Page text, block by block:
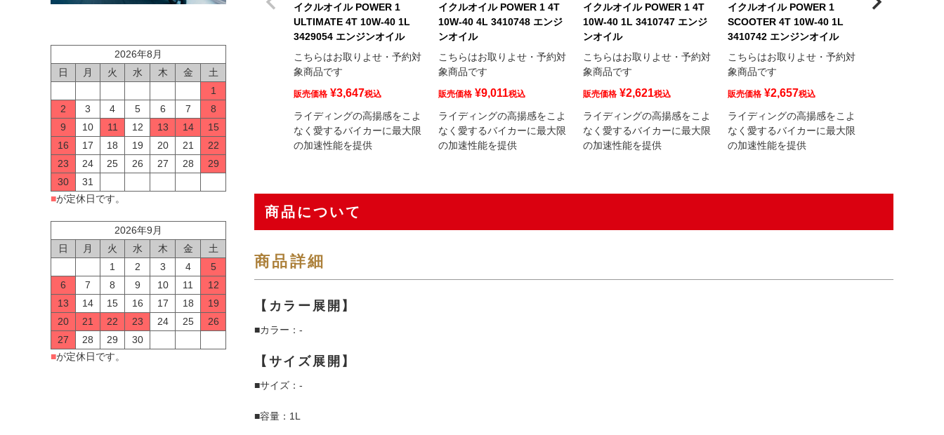
2026年8月
日
月 火 水 木 金
土
1
2
3 4 5 6 7
8
9
10 11 12 13 14
15
16
17 18 19 20 21
22
23
24 25 26 27 28
29
30
31
■が定休日です。
2026年9月
日
月 火 水 木 金
土
1
2 3 4
5
6
7 8 9 10 11
12
13
14 15 16 17 18
19
20
21 22 23 24 25
26
27
28 29
30
■が定休日です。
イクルオイル POWER 1
ULTIMATE 4T 10W-40 1L
3429054 エンジンオイル
こちらはお取りよせ・予約対
象商品です
販売価格 ¥3,647税込
ライディングの高揚感をこよ
なく愛するバイカーに最大限
の加速性能を提供
イクルオイル POWER 1 4T
10W-40 4L 3410748 エンジ
ンオイル
こちらはお取りよせ・予約対
象商品です
販売価格 ¥9,011税込
ライディングの高揚感をこよ
なく愛するバイカーに最大限
の加速性能を提供
イクルオイル POWER 1 4T
10W-40 1L 3410747 エンジ
ンオイル
こちらはお取りよせ・予約対
象商品です
販売価格 ¥2,621税込
ライディングの高揚感をこよ
なく愛するバイカーに最大限
の加速性能を提供
イクルオイル POWER 1
SCOOTER 4T 10W-40 1L
3410742 エンジンオイル
こちらはお取りよせ・予約対
象商品です
販売価格 ¥2,657税込
ライディングの高揚感をこよ
なく愛するバイカーに最大限
の加速性能を提供
ーオイル MTX
商品について
商品詳細
【カラー展開】
■カラー：-
【サイズ展開】
■サイズ：-
■容量：1L